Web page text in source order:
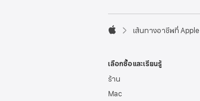
e
o
e
r

p
l
e
เส้นทางอาชีพที่ Apple
เลือกซื้อและเรียนรู้
ร้าน
Mac